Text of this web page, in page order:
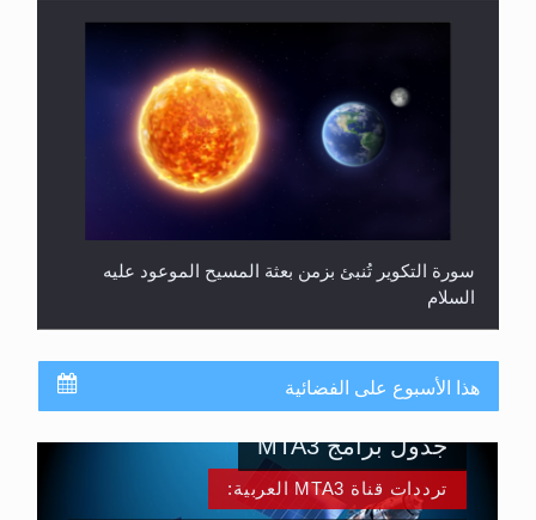
سورة التكوير تُنبئ بزمن بعثة المسيح الموعود عليه
السلام
هذا الأسبوع على الفضائية
ترددات قناة MTA3 العربية:
جدول برامج MTA3